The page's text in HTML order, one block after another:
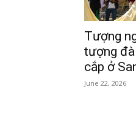
Tượng
tượng
cắp ở
June 22, 2026